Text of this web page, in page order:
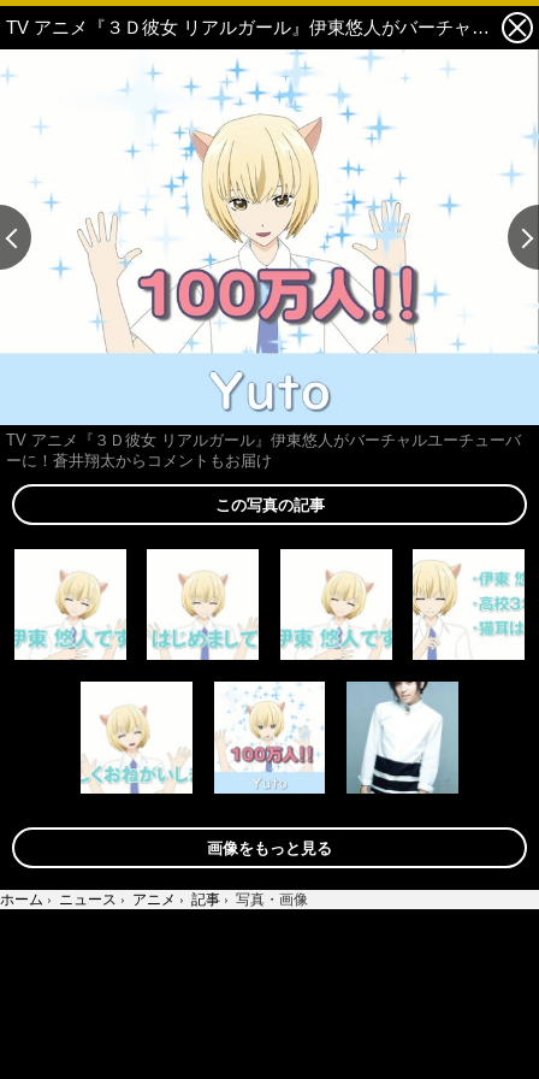
TV アニメ『３Ｄ彼女 リアルガール』伊東悠人がバーチャルユーチューバーに！蒼井翔太からコメントもお届け 6枚目の写真・画像
TV アニメ『３Ｄ彼女 リアルガール』伊東悠人がバーチャルユーチューバ
ーに！蒼井翔太からコメントもお届け
この写真の記事
画像をもっと見る
ホーム › ニュース › アニメ › 記事 › 写真・画像